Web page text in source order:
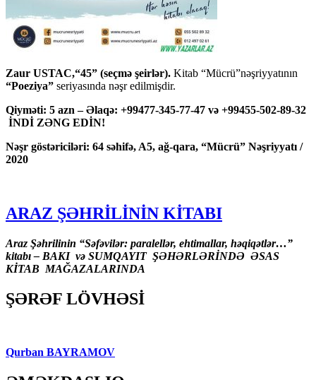
Zaur USTAC,“45” (seçmə şeirlər). Kitab “Mücrü”nəşriyyatının
“Poeziya” seriyasında nəşr edilmişdir.
Qiyməti: 5 azn – Əlaqə: +99477-345-77-47 və +99455-502-89-32
İNDİ ZƏNG EDİN!
Nəşr göstəriciləri: 64 səhifə, A5, ağ-qara, “Mücrü” Nəşriyyatı /
2020
ARAZ ŞƏHRİLİNİN KİTABI
Araz Şəhrilinin “Səfəvilər: paralellər, ehtimallar, həqiqətlər…”
kitabı – BAKI və SUMQAYIT ŞƏHƏRLƏRİNDƏ ƏSAS
KİTAB MAĞAZALARINDA
ŞƏRƏF LÖVHƏSİ
Qurban BAYRAMOV